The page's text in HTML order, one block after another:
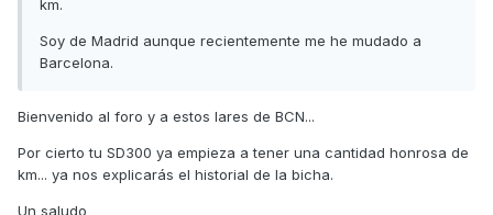
km.
Soy de Madrid aunque recientemente me he mudado a
Barcelona.
Bienvenido al foro y a estos lares de BCN...
Por cierto tu SD300 ya empieza a tener una cantidad honrosa de
km... ya nos explicarás el historial de la bicha.
Un saludo